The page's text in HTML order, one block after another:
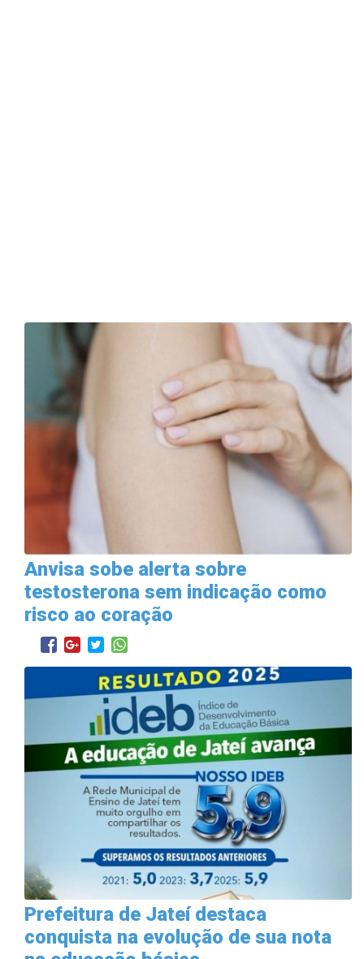
Anvisa sobe alerta sobre
testosterona sem indicação como
risco ao coração
Prefeitura de Jateí destaca
conquista na evolução de sua nota